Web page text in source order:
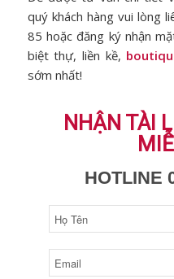
quý khách hàng vui lòng
85 hoặc đăng ký nhận
biệt thự, liền kề,
sớm nhất!
NHẬN TÀI
HOTLINE